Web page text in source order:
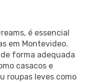
é essencial
em Montevideo.
forma adequada
casacos e
roupas leves como